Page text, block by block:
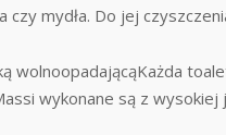
mydła. Do jej
wolnoopadającąKażda
wykonane są z